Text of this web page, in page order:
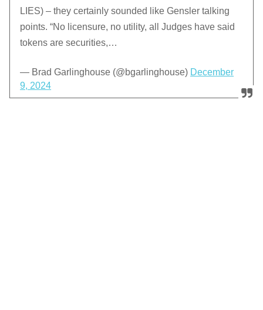
LIES) – they certainly sounded like Gensler talking
points. “No licensure, no utility, all Judges have said
tokens are securities,…
— Brad Garlinghouse (@bgarlinghouse) December
9, 2024